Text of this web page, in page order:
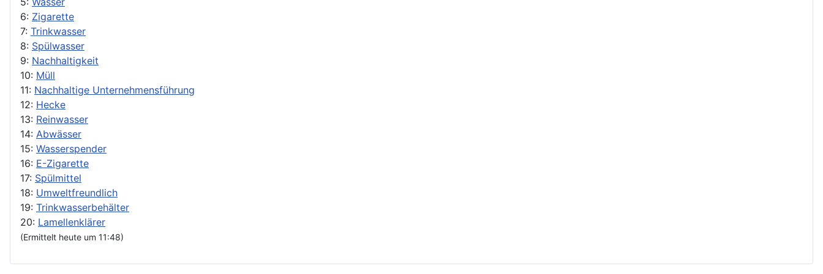
6: Zigarette
7: Trinkwasser
8: Spülwasser
9: Nachhaltigkeit
10: Müll
11: Nachhaltige Unternehmensführung
12: Hecke
13: Reinwasser
14: Abwässer
15: Wasserspender
16: E-Zigarette
17: Spülmittel
18: Umweltfreundlich
19: Trinkwasserbehälter
20: Lamellenklärer
(Ermittelt heute um 11:48)